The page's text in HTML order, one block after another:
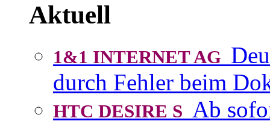
Aktuell
1&1 INTERNET AG
durch Fehler beim
HTC DESIRE S Ab